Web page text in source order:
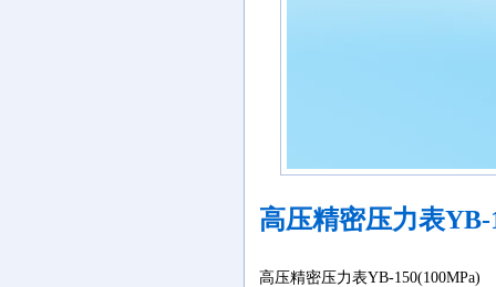
高压精密压力表
高压精密压力表YB-150(100MPa)